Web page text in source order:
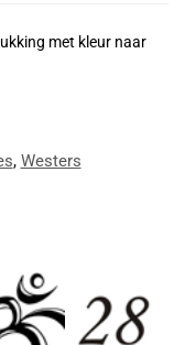
met kleur naar
, Westers